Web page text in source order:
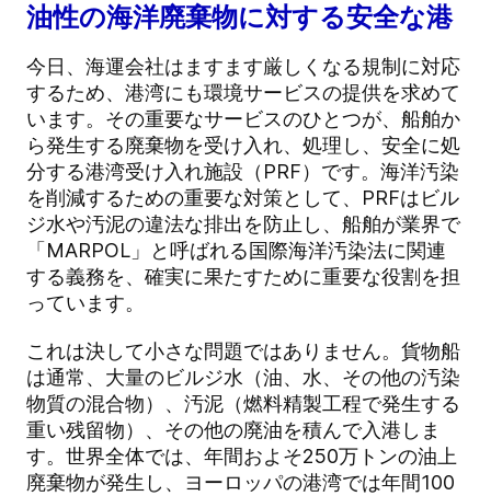
油性の海洋廃棄物に対する安全な港
今日、海運会社はますます厳しくなる規制に対応
するため、港湾にも環境サービスの提供を求めて
います。その重要なサービスのひとつが、船舶か
ら発生する廃棄物を受け入れ、処理し、安全に処
分する港湾受け入れ施設（PRF）です。海洋汚染
を削減するための重要な対策として、PRFはビル
ジ水や汚泥の違法な排出を防止し、船舶が業界で
「MARPOL」と呼ばれる国際海洋汚染法に関連
する義務を、確実に果たすために重要な役割を担
っています。
これは決して小さな問題ではありません。貨物船
は通常、大量のビルジ水（油、水、その他の汚染
物質の混合物）、汚泥（燃料精製工程で発生する
重い残留物）、その他の廃油を積んで入港しま
す。世界全体では、年間およそ250万トンの油上
廃棄物が発生し、ヨーロッパの港湾では年間100